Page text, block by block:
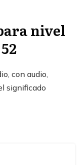
nivel
con audio,
significado